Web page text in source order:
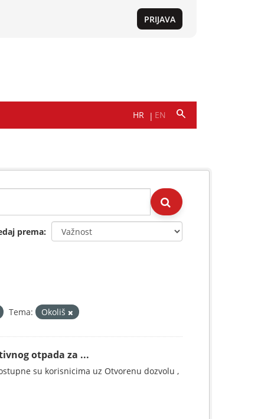
prema
Tema: Okoliš
otpada za ...
su korisnicima uz Otvorenu dozvolu ,